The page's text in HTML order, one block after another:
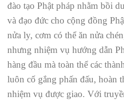
đào tạo Phật pháp nhằm bồi
và đạo đức cho cộng đồng
nửa ly, cơm có thể ăn nửa
nhưng nhiệm vụ hướng dẫn
hàng đầu mà toàn thể các
luôn cố gắng phấn đấu, hoàn
nhiệm vụ được giao. Với